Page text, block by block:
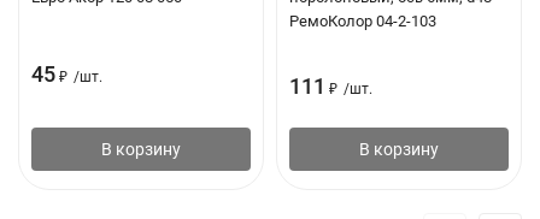
Вес: 7.5 кг
45 ₽ /шт.
В корзину
РемоКолор 04-2-103
111 ₽ /шт.
В корзину